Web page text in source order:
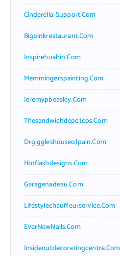
Cinderella-Support.com
Bigpinkrestaurant.com
Inspirehuahin.com
Memmingerspainting.com
Jeremypbeasley.com
Thesandwichdepotcos.com
Drgiggleshouseofpain.com
Hotflashdesigns.com
Garagenadeau.com
Lifestylechauffeurservice.com
EverNewNails.com
Insideoutdecoratingcentre.com